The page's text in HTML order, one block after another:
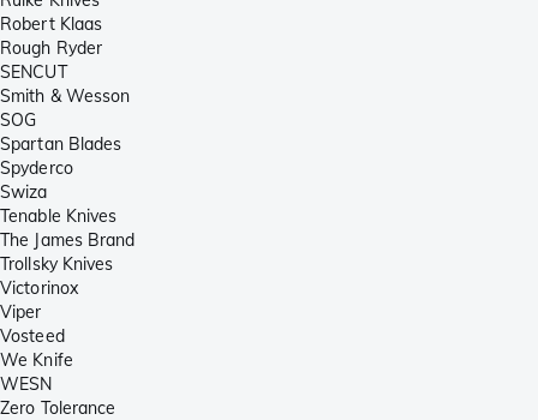
Robert Klaas
Rough Ryder
SENCUT
Smith & Wesson
SOG
Spartan Blades
Spyderco
Swiza
Tenable Knives
The James Brand
Trollsky Knives
Victorinox
Viper
Vosteed
We Knife
WESN
Zero Tolerance